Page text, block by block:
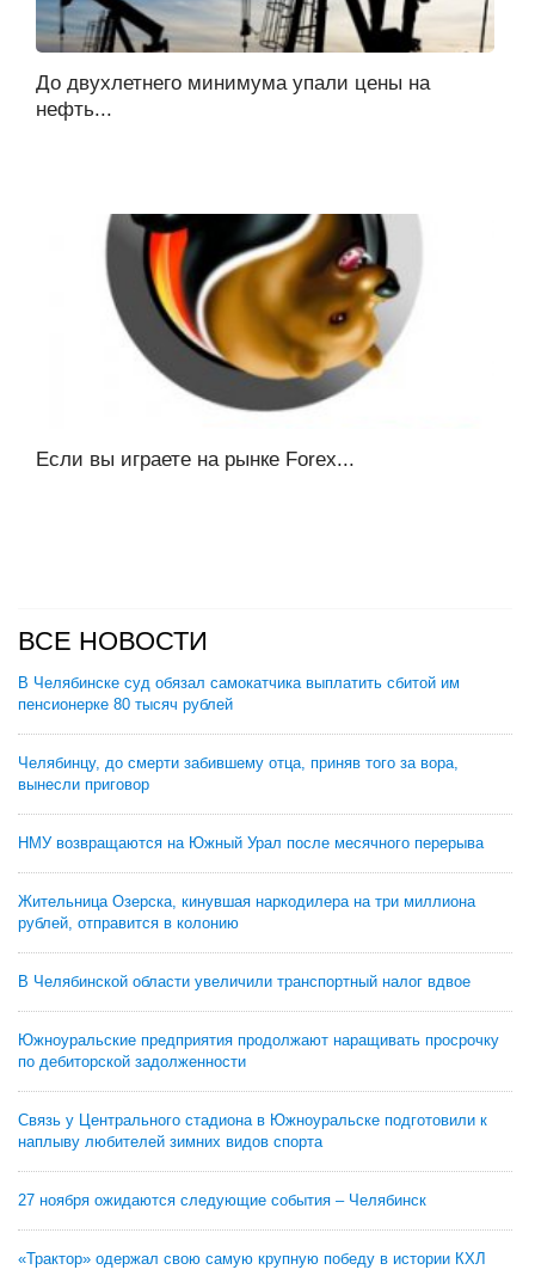
До двухлетнего минимума упали цены на
нефть...
Если вы играете на рынке Forex...
ВСЕ НОВОСТИ
В Челябинске суд обязал самокатчика выплатить сбитой им
пенсионерке 80 тысяч рублей
Челябинцу, до смерти забившему отца, приняв того за вора,
вынесли приговор
НМУ возвращаются на Южный Урал после месячного перерыва
Жительница Озерска, кинувшая наркодилера на три миллиона
рублей, отправится в колонию
В Челябинской области увеличили транспортный налог вдвое
Южноуральские предприятия продолжают наращивать просрочку
по дебиторской задолженности
Связь у Центрального стадиона в Южноуральске подготовили к
наплыву любителей зимних видов спорта
27 ноября ожидаются следующие события – Челябинск
«Трактор» одержал свою самую крупную победу в истории КХЛ